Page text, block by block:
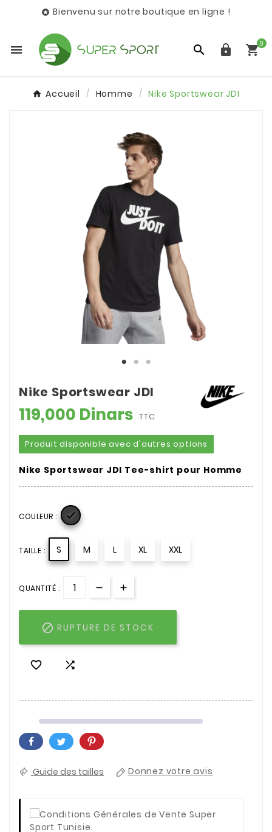
 Bienvenu sur notre boutique en ligne !
   0
Accueil Homme Nike Sportswear JDI
Nike Sportswear JDI
119,000 Dinars TTC
Produit disponible avec d'autres options
Nike Sportswear JDI Tee-shirt pour Homme
COULEUR : 
TAILLE : S M L XL XXL
QUANTITÉ :
 RUPTURE DE STOCK
 
Guide des tailles Donnez votre avis